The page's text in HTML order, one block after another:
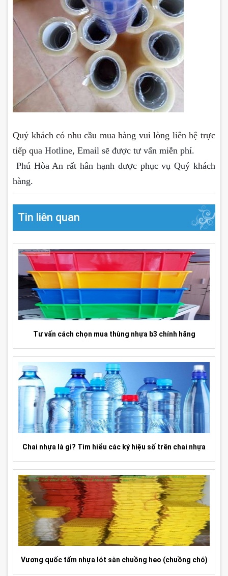
Quý khách có nhu cầu mua hàng vui lòng liên hệ trực
tiếp qua Hotline, Email sẽ được tư vấn miễn phí.
Phú Hòa An rất hân hạnh được phục vụ Quý khách
hàng.
Tin liên quan
Tư vấn cách chọn mua thùng nhựa b3 chính hãng
Chai nhựa là gì? Tìm hiểu các ký hiệu số trên chai nhựa
Vương quốc tấm nhựa lót sàn chuồng heo (chuồng chó)